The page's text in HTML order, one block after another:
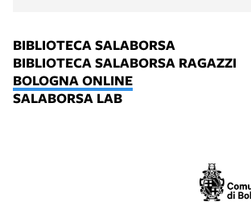
BIBLIOTECA SALABORSA
BIBLIOTECA SALABORSA RAGAZZI
BOLOGNA ONLINE
SALABORSA LAB